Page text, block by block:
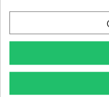
Aperçu